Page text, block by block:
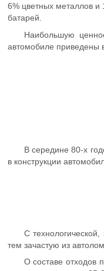
6% цветных металлов и
батарей.
Наибольшую
автомобиле приведены
В середине 80-х
в конструкции
С
тем зачастую из
О составе отходов